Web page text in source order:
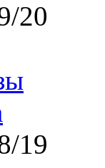
20
19